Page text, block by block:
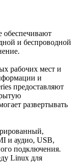
обеспечивают
и беспроводной
рабочих мест и
и
предоставляют
развертывать
и аудио, USB,
подключения.
Linux для